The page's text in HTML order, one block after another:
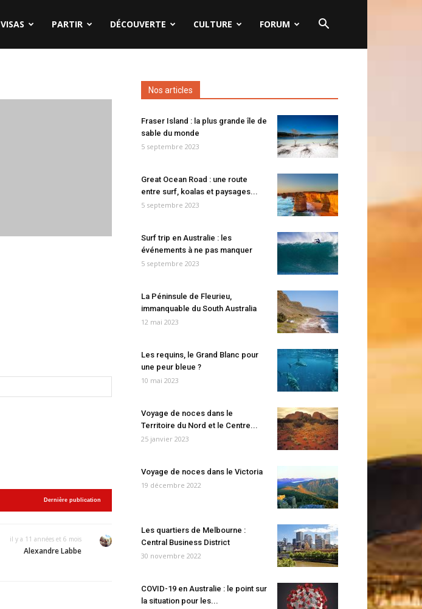
VISAS PARTIR DÉCOUVERTE CULTURE FORUM
Dernière publication
il y a 11 années et 6 mois
Alexandre Labbe
Nos articles
Fraser Island : la plus grande île de
sable du monde
5 septembre 2023
Great Ocean Road : une route
entre surf, koalas et paysages...
5 septembre 2023
Surf trip en Australie : les
événements à ne pas manquer
5 septembre 2023
La Péninsule de Fleurieu,
immanquable du South Australia
12 mai 2023
Les requins, le Grand Blanc pour
une peur bleue ?
10 mai 2023
Voyage de noces dans le
Territoire du Nord et le Centre...
25 janvier 2023
Voyage de noces dans le Victoria
19 décembre 2022
Les quartiers de Melbourne :
Central Business District
30 novembre 2022
COVID-19 en Australie : le point sur
la situation pour les...